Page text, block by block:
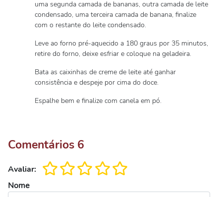
uma segunda camada de bananas, outra camada de leite
condensado, uma terceira camada de banana, finalize
com o restante do leite condensado.
Leve ao forno pré-aquecido a 180 graus por 35 minutos,
retire do forno, deixe esfriar e coloque na geladeira.
Bata as caixinhas de creme de leite até ganhar
consistência e despeje por cima do doce.
Espalhe bem e finalize com canela em pó.
Comentários 6
Avaliar:
Nome